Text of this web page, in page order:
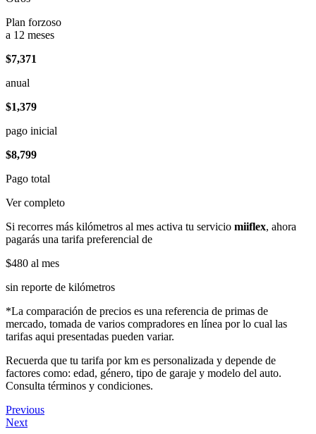
Plan forzoso
a 12 meses
$7,371
anual
$1,379
pago inicial
$8,799
Pago total
Ver completo
Si recorres más kilómetros al mes activa tu servicio miiflex, ahora
pagarás una tarifa preferencial de
$480 al mes
sin reporte de kilómetros
*La comparación de precios es una referencia de primas de
mercado, tomada de varios compradores en línea por lo cual las
tarifas aqui presentadas pueden variar.
Recuerda que tu tarifa por km es personalizada y depende de
factores como: edad, género, tipo de garaje y modelo del auto.
Consulta términos y condiciones.
Previous
Next